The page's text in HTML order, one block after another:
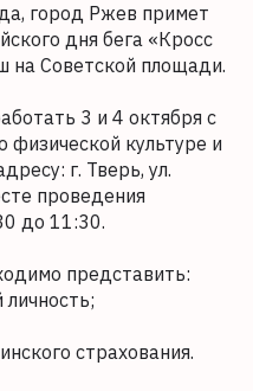
город Ржев примет
дня бега «Кросс
на Советской площади.
3 и 4 октября с
культуре и
г. Тверь, ул.
проведения
до 11:30.
представить:
страхования.